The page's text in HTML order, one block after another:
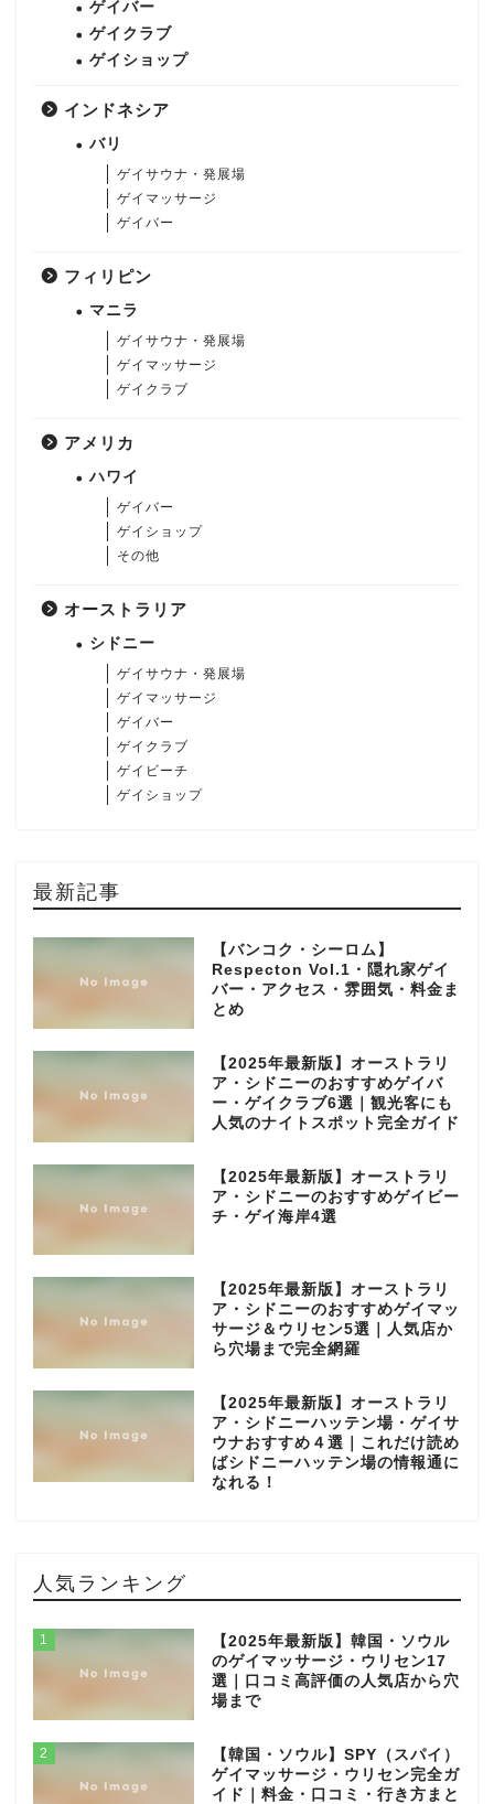
ゲイバー
ゲイクラブ
ゲイショップ
インドネシア
バリ
ゲイサウナ・発展場
ゲイマッサージ
ゲイバー
フィリピン
マニラ
ゲイサウナ・発展場
ゲイマッサージ
ゲイクラブ
アメリカ
ハワイ
ゲイバー
ゲイショップ
その他
オーストラリア
シドニー
ゲイサウナ・発展場
ゲイマッサージ
ゲイバー
ゲイクラブ
ゲイビーチ
ゲイショップ
最新記事
【バンコク・シーロム】
Respecton Vol.1・隠れ家ゲイ
バー・アクセス・雰囲気・料金ま
とめ
【2025年最新版】オーストラリ
ア・シドニーのおすすめゲイバ
ー・ゲイクラブ6選｜観光客にも
人気のナイトスポット完全ガイド
【2025年最新版】オーストラリ
ア・シドニーのおすすめゲイビー
チ・ゲイ海岸4選
【2025年最新版】オーストラリ
ア・シドニーのおすすめゲイマッ
サージ＆ウリセン5選｜人気店か
ら穴場まで完全網羅
【2025年最新版】オーストラリ
ア・シドニーハッテン場・ゲイサ
ウナおすすめ４選｜これだけ読め
ばシドニーハッテン場の情報通に
なれる！
人気ランキング
1
【2025年最新版】韓国・ソウル
のゲイマッサージ・ウリセン17
選｜口コミ高評価の人気店から穴
場まで
2
【韓国・ソウル】SPY（スパイ）
ゲイマッサージ・ウリセン完全ガ
イド｜料金・口コミ・行き方まと